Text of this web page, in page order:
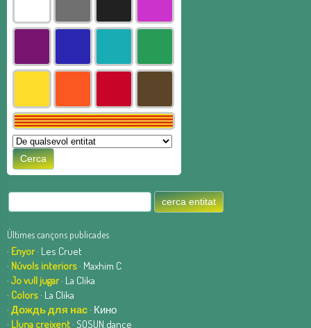
Últimes cançons publicades
· Enyor· Les Cruet
· Núvols interiors· Maxhim C
· Jo vull jugar· La Clika
· Colors· La Clika
· Дождь для нас· Кино
· Lluna creixent· SOSUN.dance